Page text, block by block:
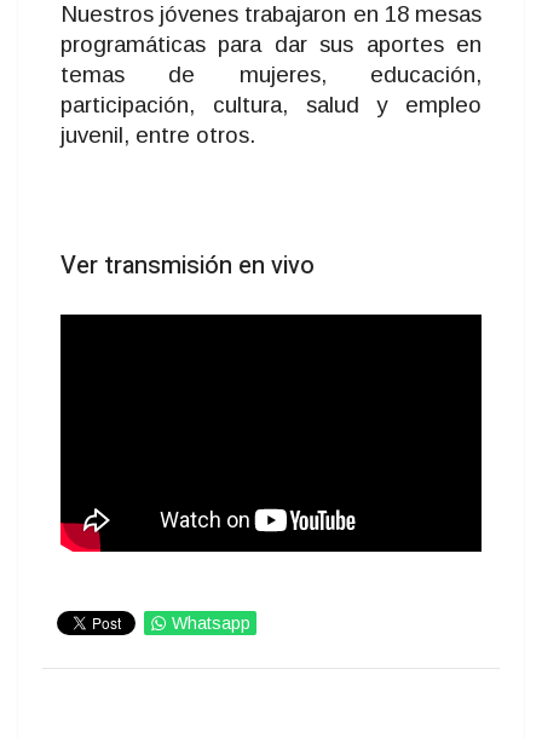
Nuestros jóvenes trabajaron en 18 mesas
programáticas para dar sus aportes en
temas de mujeres, educación,
participación, cultura, salud y empleo
juvenil, entre otros.
Ver transmisión en vivo
Whatsapp